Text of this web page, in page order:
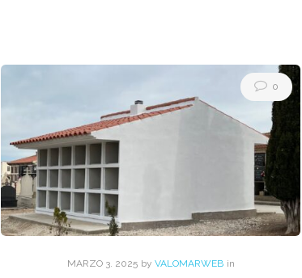
0
MARZO3. 2025 by VALOMARWEB in